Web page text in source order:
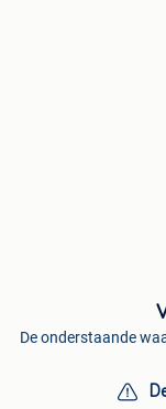
De onderstaande